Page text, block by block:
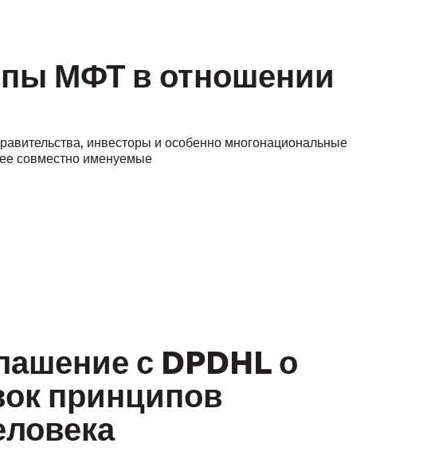
МФТ в отношении
инвесторы и особенно многонациональные
совместно именуемые
с DPDHL о
принципов